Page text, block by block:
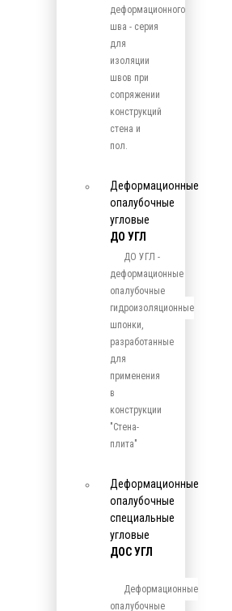
деформационного
шва - серия
для
изоляции
швов при
сопряжении
конструкций
стена и
пол.
Деформационные
опалубочные
угловые
ДО УГЛ
ДО УГЛ -
деформационные
опалубочные
гидроизоляционные
шпонки,
разработанные
для
применения
в
конструкции
"Стена-
плита"
Деформационные
опалубочные
специальные
угловые
ДОС УГЛ
Деформационные
опалубочные